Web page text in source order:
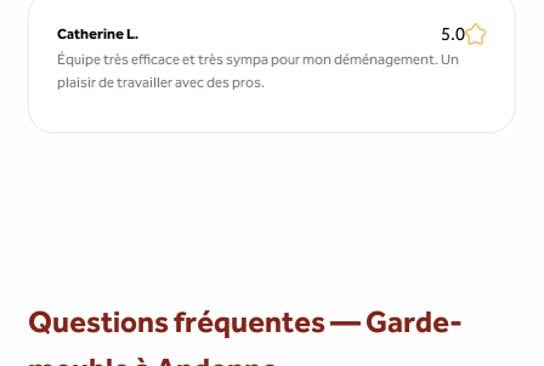
Catherine L. 5.0
Équipe très efficace et très sympa pour mon déménagement. Un
plaisir de travailler avec des pros.
Questions fréquentes — Garde-